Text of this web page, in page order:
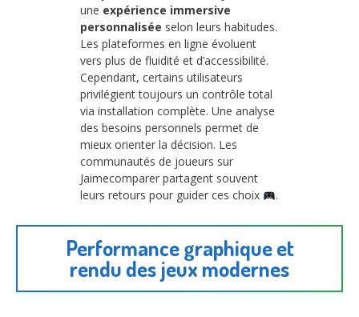
une expérience immersive
personnalisée selon leurs habitudes.
Les plateformes en ligne évoluent
vers plus de fluidité et d’accessibilité.
Cependant, certains utilisateurs
privilégient toujours un contrôle total
via installation complète. Une analyse
des besoins personnels permet de
mieux orienter la décision. Les
communautés de joueurs sur
Jaimecomparer partagent souvent
leurs retours pour guider ces choix
.
Performance graphique et
rendu des jeux modernes